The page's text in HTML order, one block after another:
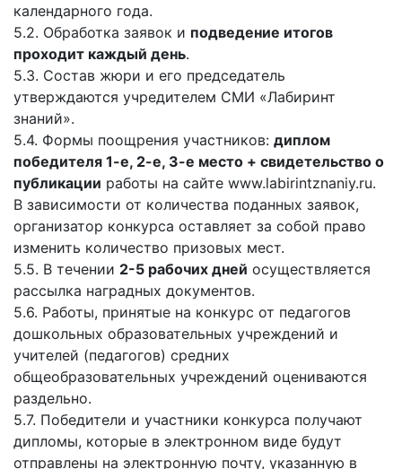
календарного года.
5.2. Обработка заявок и подведение итогов
проходит каждый день.
5.3. Состав жюри и его председатель
утверждаются учредителем СМИ «Лабиринт
знаний».
5.4. Формы поощрения участников: диплом
победителя 1-е, 2-е, 3-е место + свидетельство о
публикации работы на сайте www.labirintznaniy.ru.
В зависимости от количества поданных заявок,
организатор конкурса оставляет за собой право
изменить количество призовых мест.
5.5. В течении 2-5 рабочих дней осуществляется
рассылка наградных документов.
5.6. Работы, принятые на конкурс от педагогов
дошкольных образовательных учреждений и
учителей (педагогов) средних
общеобразовательных учреждений оцениваются
раздельно.
5.7. Победители и участники конкурса получают
дипломы, которые в электронном виде будут
отправлены на электронную почту, указанную в